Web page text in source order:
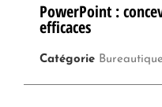
PowerPoint :
efficaces
Catégorie Bureautique